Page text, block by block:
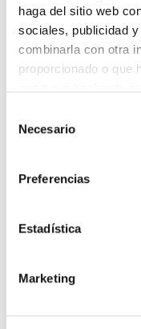
haga del sitio web
sociales, publicidad
combinarla con otra
proporcionado o que
Necesario
Preferencias
Estadística
Marketing
Cartas de
Amplia experiencia